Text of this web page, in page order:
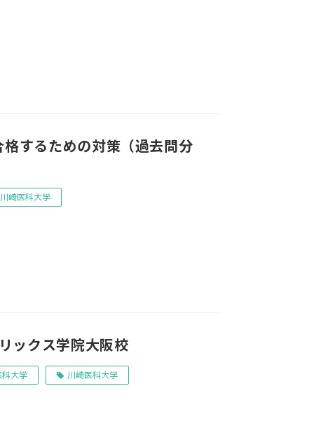
するための対策（過去問分
川崎医科大学
ックス学院大阪校
大学 川崎医科大学